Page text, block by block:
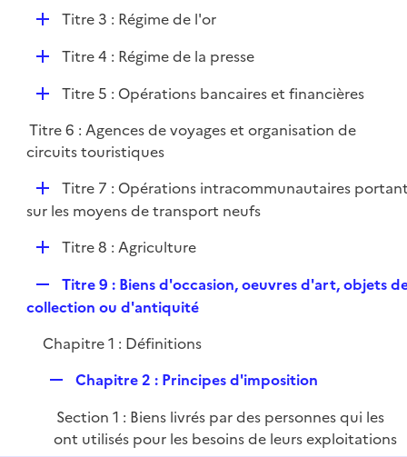
e
D
e
r
Titre 3 : Régime de l'or
D
i
e
Titre 4 : Régime de la presse
D
p
l
e
r
Titre 5 : Opérations bancaires et financières
Titre 6 : Agences de voyages et organisation de
circuits touristiques
D
é
r
Titre 7 : Opérations intracommunautaires
sur les moyens de transport neufs
D
l
i
e
r
Titre 8 : Agriculture
e
l
r
Titre 9 : Biens d'occasion, oeuvres d'art, objets
collection ou d'antiquité
Chapitre 1 : Définitions
p
l
Chapitre 2 : Principes d'imposition
Section 1 : Biens livrés par des personnes qui les
ont utilisés pour les besoins de leurs exploitations